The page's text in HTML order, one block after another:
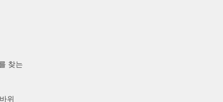
찾는
위